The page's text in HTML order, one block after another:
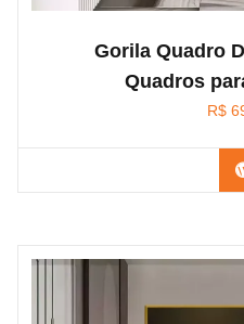
Gorila Quadro
Quadros
R$